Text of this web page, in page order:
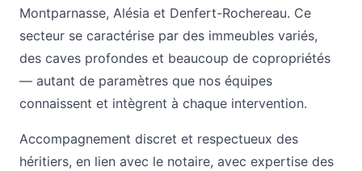
Montparnasse, Alésia et Denfert-Rochereau. Ce
secteur se caractérise par des immeubles variés,
des caves profondes et beaucoup de copropriétés
— autant de paramètres que nos équipes
connaissent et intègrent à chaque intervention.
Accompagnement discret et respectueux des
héritiers, en lien avec le notaire, avec expertise des